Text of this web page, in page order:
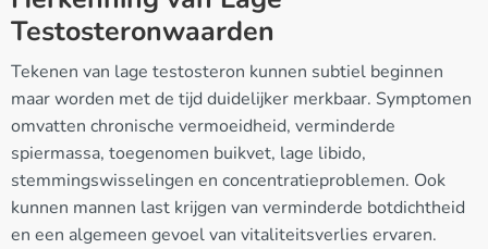
Testosteronwaarden
Tekenen van lage testosteron kunnen subtiel beginnen
maar worden met de tijd duidelijker merkbaar. Symptomen
omvatten chronische vermoeidheid, verminderde
spiermassa, toegenomen buikvet, lage libido,
stemmingswisselingen en concentratieproblemen. Ook
kunnen mannen last krijgen van verminderde botdichtheid
en een algemeen gevoel van vitaliteitsverlies ervaren.